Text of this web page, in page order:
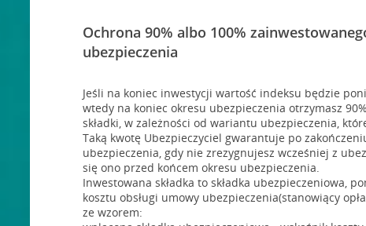
Ochrona 90% albo 100%
ubezpieczenia
Jeśli na koniec inwestycji wartość indeksu będzie
wtedy na koniec okresu ubezpieczenia otrzymasz
składki, w zależności od wariantu ubezpieczenia,
Taką kwotę Ubezpieczyciel gwarantuje po
ubezpieczenia, gdy nie zrezygnujesz wcześniej z
się ono przed końcem okresu ubezpieczenia.
Inwestowana składka to składka ubezpieczeniowa,
kosztu obsługi umowy ubezpieczenia(stanowiący
ze wzorem: